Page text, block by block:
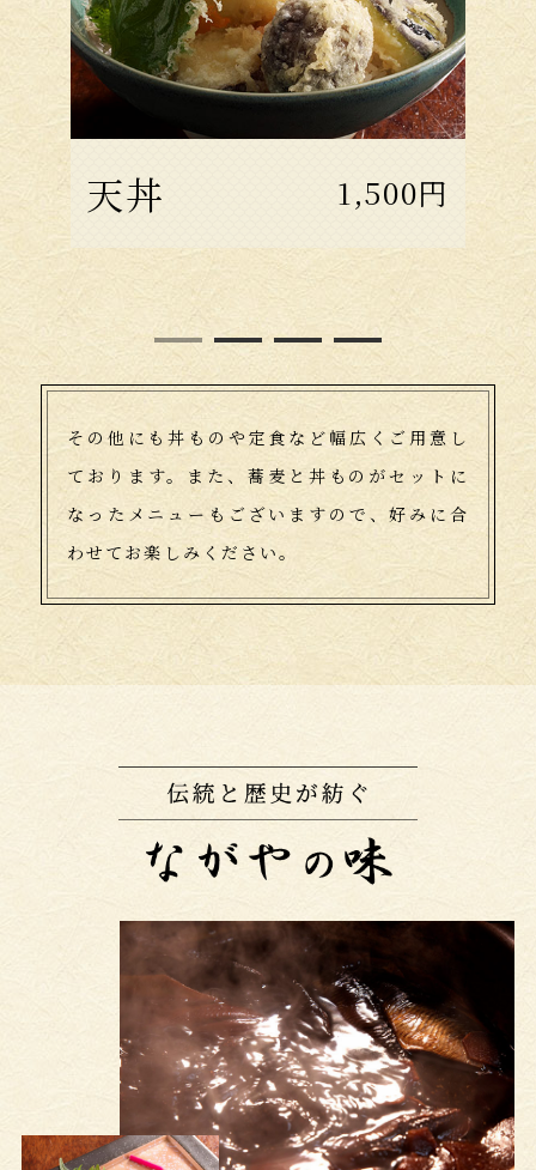
天丼 1,500円
穴子
丼
蕎麦の価格＋
1,500円
本まぐろ丼 1,500円
しらす
丼
蕎麦の価格＋
600円
その他にも丼ものや定食など幅広くご用意し
ております。 また、蕎麦と丼ものがセットに
なったメニューもございますので、好みに合
わせてお楽しみください。